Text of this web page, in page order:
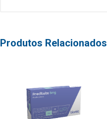
Produtos Relacionados